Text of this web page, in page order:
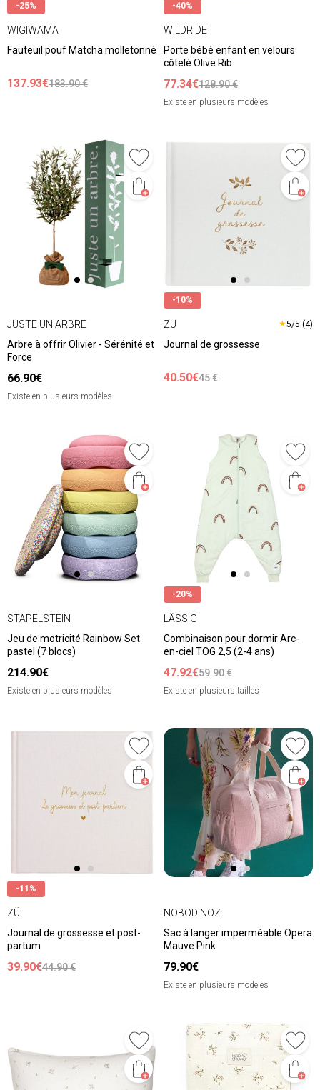
-25%
WIGIWAMA
Fauteuil pouf Matcha molletonné
137.93€183.90 €
-40%
WILDRIDE
Porte bébé enfant en velours
côtelé Olive Rib
77.34€128.90 €
Existe en plusieurs modèles
JUSTE UN ARBRE
Arbre à offrir Olivier - Sérénité et
Force
66.90€
Existe en plusieurs modèles
-10%
ZÜ ★5/5 (4)
Journal de grossesse
40.50€45 €
STAPELSTEIN
Jeu de motricité Rainbow Set
pastel (7 blocs)
214.90€
Existe en plusieurs modèles
-20%
LÄSSIG
Combinaison pour dormir Arc-
en-ciel TOG 2,5 (2-4 ans)
47.92€59.90 €
Existe en plusieurs tailles
-11%
ZÜ
Journal de grossesse et post-
partum
39.90€44.90 €
NOBODINOZ
Sac à langer imperméable Opera
Mauve Pink
79.90€
Existe en plusieurs modèles